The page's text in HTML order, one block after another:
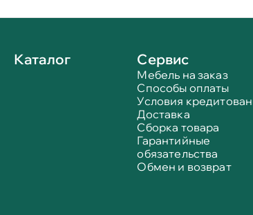
Каталог Сервис
Мебель на заказ
Способы оплаты
Условия
Доставка
Сборка товара
Гарантийные
обязательства
Обмен и возврат